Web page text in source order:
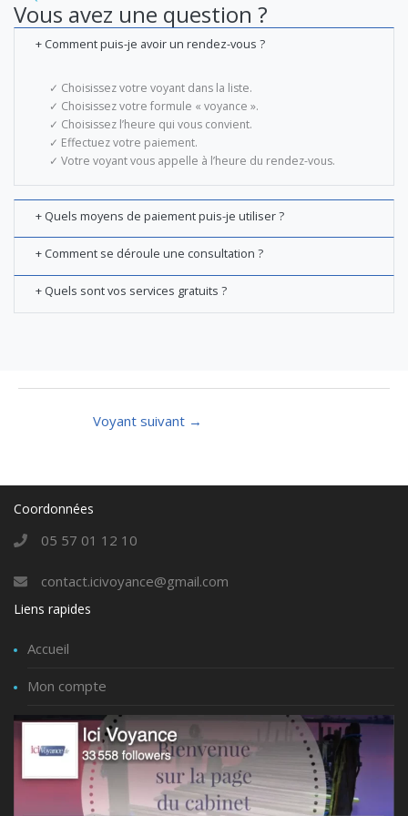
Vous avez une question ?
+ Comment puis-je avoir un rendez-vous ?
✓ Choisissez votre voyant dans la liste.
✓ Choisissez votre formule « voyance ».
✓ Choisissez l’heure qui vous convient.
✓ Effectuez votre paiement.
✓ Votre voyant vous appelle à l’heure du rendez-vous.
+ Quels moyens de paiement puis-je utiliser ?
+ Comment se déroule une consultation ?
+ Quels sont vos services gratuits ?
Voyant suivant →
Coordonnées
05 57 01 12 10
contact.icivoyance@gmail.com
Liens rapides
Accueil
Mon compte